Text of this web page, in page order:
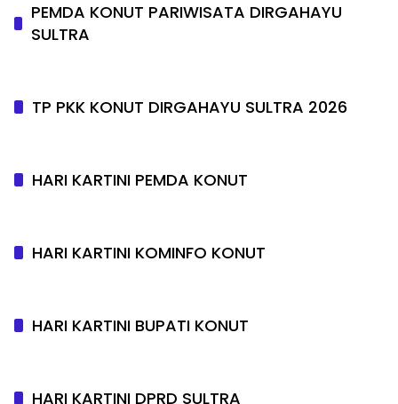
PEMDA KONUT PARIWISATA DIRGAHAYU
SULTRA
TP PKK KONUT DIRGAHAYU SULTRA 2026
HARI KARTINI PEMDA KONUT
HARI KARTINI KOMINFO KONUT
HARI KARTINI BUPATI KONUT
HARI KARTINI DPRD SULTRA